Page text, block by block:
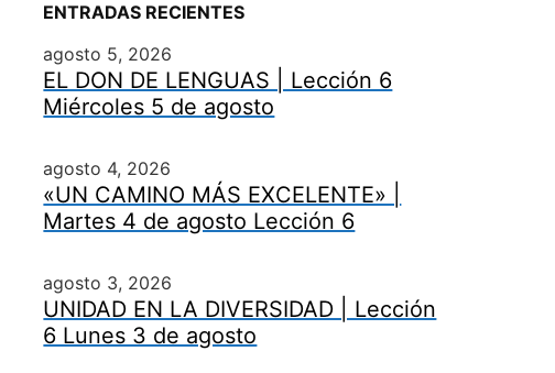
ENTRADAS RECIENTES
agosto 5, 2026
EL DON DE LENGUAS | Lección 6
Miércoles 5 de agosto
agosto 4, 2026
«UN CAMINO MÁS EXCELENTE» |
Martes 4 de agosto Lección 6
agosto 3, 2026
UNIDAD EN LA DIVERSIDAD | Lección
6 Lunes 3 de agosto